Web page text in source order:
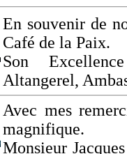
En souvenir de
Café de la Paix.
Son
Altangerel,
Avec mes
magnifique.
Monsieur